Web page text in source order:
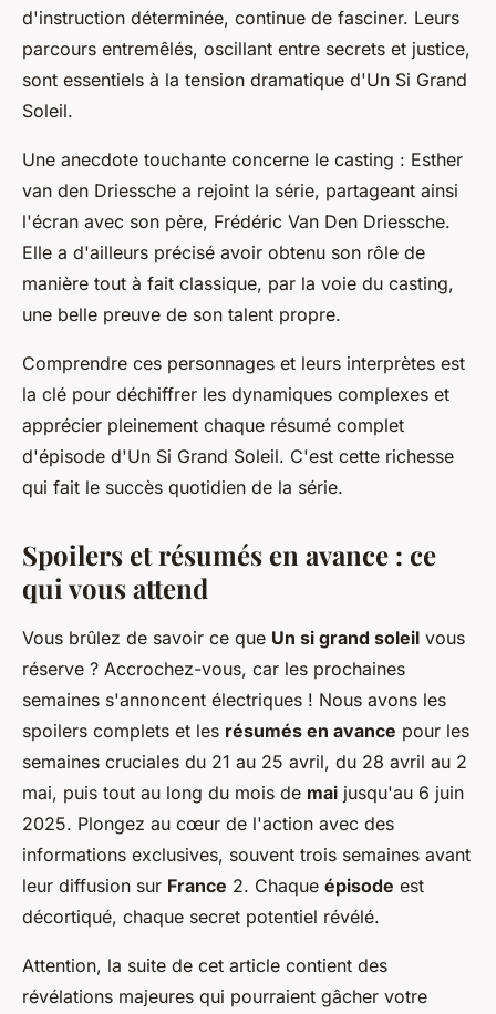
d'instruction déterminée, continue de fasciner. Leurs
parcours entremêlés, oscillant entre secrets et justice,
sont essentiels à la tension dramatique d'Un Si Grand
Soleil.
Une anecdote touchante concerne le casting : Esther
van den Driessche a rejoint la série, partageant ainsi
l'écran avec son père, Frédéric Van Den Driessche.
Elle a d'ailleurs précisé avoir obtenu son rôle de
manière tout à fait classique, par la voie du casting,
une belle preuve de son talent propre.
Comprendre ces personnages et leurs interprètes est
la clé pour déchiffrer les dynamiques complexes et
apprécier pleinement chaque résumé complet
d'épisode d'Un Si Grand Soleil. C'est cette richesse
qui fait le succès quotidien de la série.
Spoilers et résumés en avance : ce
qui vous attend
Vous brûlez de savoir ce que Un si grand soleil vous
réserve ? Accrochez-vous, car les prochaines
semaines s'annoncent électriques ! Nous avons les
spoilers complets et les résumés en avance pour les
semaines cruciales du 21 au 25 avril, du 28 avril au 2
mai, puis tout au long du mois de mai jusqu'au 6 juin
2025. Plongez au cœur de l'action avec des
informations exclusives, souvent trois semaines avant
leur diffusion sur France 2. Chaque épisode est
décortiqué, chaque secret potentiel révélé.
Attention, la suite de cet article contient des
révélations majeures qui pourraient gâcher votre